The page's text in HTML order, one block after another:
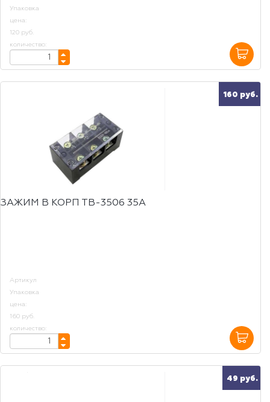
Упаковка
цена:
120 руб.
количество:
160 руб.
ЗАЖИМ В КОРП ТВ-3506 35А
Артикул
Упаковка
цена:
160 руб.
количество:
49 руб.